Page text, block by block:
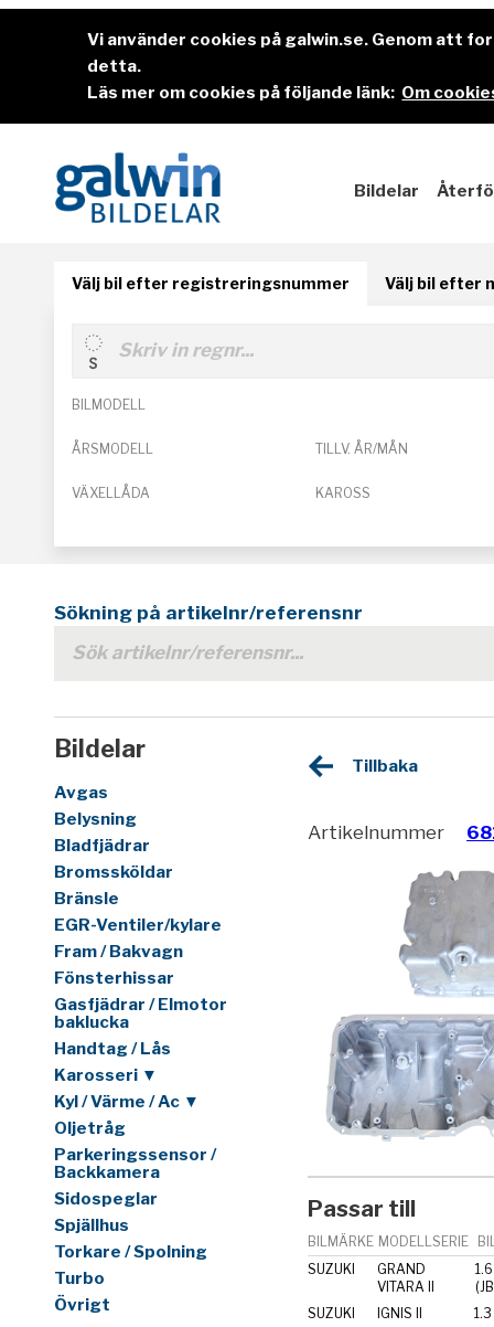
Vi använder cookies på galwin.se. Genom att
detta.
Läs mer om cookies på följande länk: Om
Bildelar
Välj bil efter registreringsnummer Välj bil efter
BILMODELL
ÅRSMODELL TILLV. ÅR/MÅN
VÄXELLÅDA KAROSS
Sökning på artikelnr/referensnr
Bildelar
Avgas
Belysning
Bladfjädrar
Bromssköldar
Bränsle
EGR-Ventiler/kylare
Fram / Bakvagn
Fönsterhissar
Gasfjädrar / Elmotor
baklucka
Handtag / Lås
Karosseri ▼
Kyl / Värme / Ac ▼
Oljetråg
Parkeringssensor /
Backkamera
Sidospeglar
Spjällhus
Torkare / Spolning
Turbo
Övrigt
Tillbaka
Artikelnummer
Passar till
BILMÄRKE MODELLSERIE
SUZUKI
GRAND
VITARA II
SUZUKI
IGNIS II